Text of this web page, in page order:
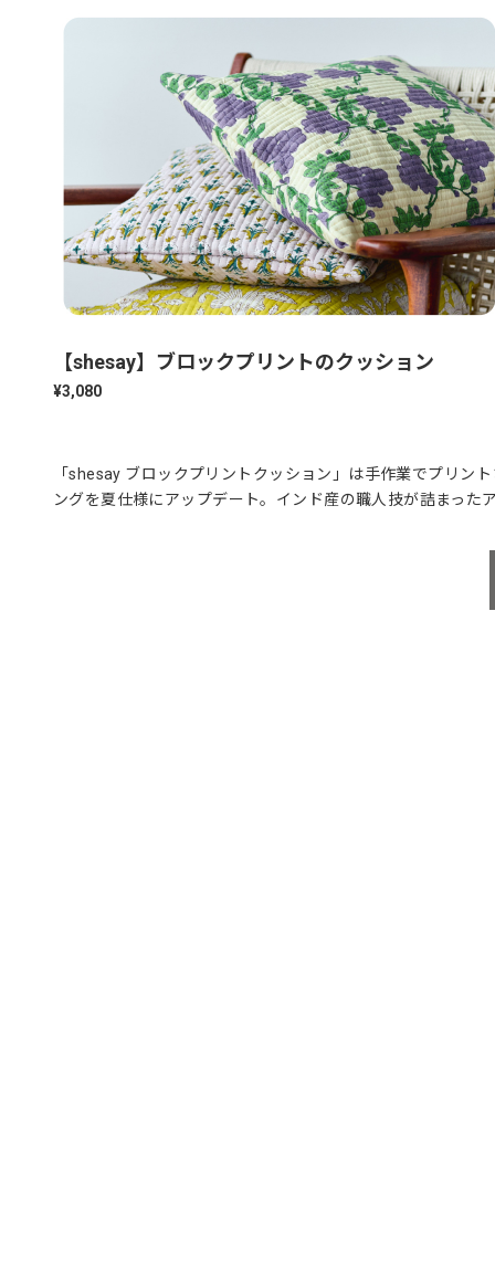
【shesay】ブロックプリントのクッション
¥3,080
「shesay ブロックプリントクッション」は手作業でプリン
ングを夏仕様にアップデート。インド産の職人技が詰まった